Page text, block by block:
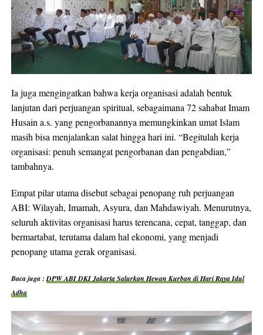
Ia juga mengingatkan bahwa kerja organisasi adalah bentuk
lanjutan dari perjuangan spiritual, sebagaimana 72 sahabat Imam
Husain a.s. yang pengorbanannya memungkinkan umat Islam
masih bisa menjalankan salat hingga hari ini. “Begitulah kerja
organisasi: penuh semangat pengorbanan dan pengabdian,”
tambahnya.
Empat pilar utama disebut sebagai penopang ruh perjuangan
ABI: Wilayah, Imamah, Asyura, dan Mahdawiyah. Menurutnya,
seluruh aktivitas organisasi harus terencana, cepat, tanggap, dan
bermartabat, terutama dalam hal ekonomi, yang menjadi
penopang utama gerak organisasi.
Baca juga :DPW ABI DKI Jakarta Salurkan Hewan Kurban di Hari Raya Idul
Adha